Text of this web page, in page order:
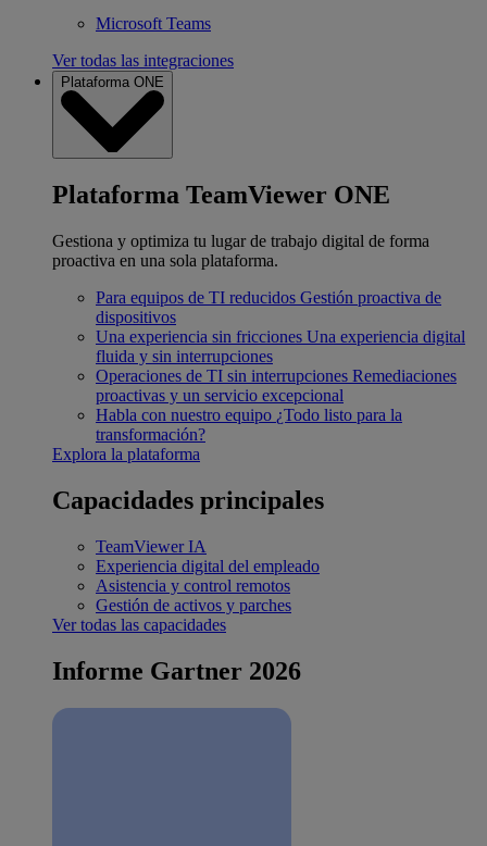
Microsoft Teams
Ver todas las integraciones
Plataforma ONE
Plataforma TeamViewer ONE
Gestiona y optimiza tu lugar de trabajo digital de forma
proactiva en una sola plataforma.
Para equipos de TI reducidos Gestión proactiva de
dispositivos
Una experiencia sin fricciones Una experiencia digital
fluida y sin interrupciones
Operaciones de TI sin interrupciones Remediaciones
proactivas y un servicio excepcional
Habla con nuestro equipo ¿Todo listo para la
transformación?
Explora la plataforma
Capacidades principales
TeamViewer IA
Experiencia digital del empleado
Asistencia y control remotos
Gestión de activos y parches
Ver todas las capacidades
Informe Gartner 2026